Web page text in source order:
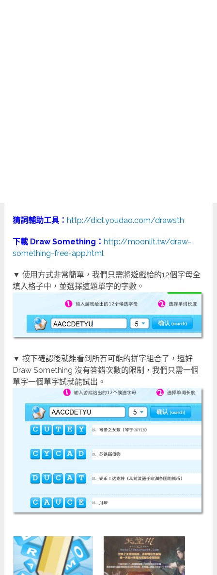
猜詞輔助工具：http://dict.youdao.com/drawsth
下載 Draw Something：http://moonlit.tw/draw-
something-free-app.html
▼ 使用方式非常簡單，我們只需將遊戲給的12個字母全
填入格子中，並選擇這題單字的字數。
▼ 按下確認後就能看到所有可能的拼字組合了，還好
Draw Something 沒有答錯次數的限制，我們只需一個
單字一個單字試就能試出。